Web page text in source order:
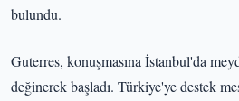
bulundu.
Guterres, konuşmasına İstanbul'da
değinerek başladı. Türkiye'ye destek